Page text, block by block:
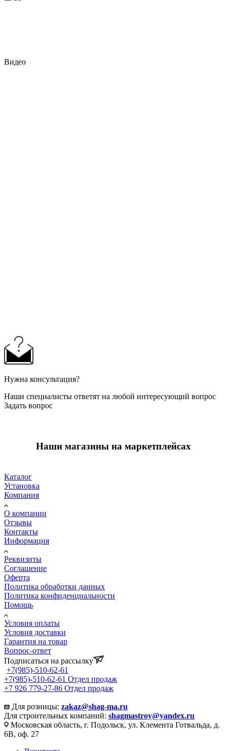
Видео
Нужна консультация?
Наши специалисты ответят на любой интересующий вопрос
Задать вопрос
Наши магазины на маркетплейсах
Каталог
Установка
Компания
О компании
Отзывы
Контакты
Информация
Реквизиты
Соглашение
Оферта
Политика обработки данных
Политика конфиденциальности
Помощь
Условия оплаты
Условия доставки
Гарантия на товар
Вопрос-ответ
Подписаться на рассылку
+7(985)-510-62-61
+7(985)-510-62-61 Отдел продаж
‪+7 926 779-27-86‬ Отдел продаж
Для розницы: zakaz@shag-ma.ru
Для строительных компаний: shagmastroy@yandex.ru
Московская область, г. Подольск, ул. Клемента Готвальда, д.
6В, оф. 27